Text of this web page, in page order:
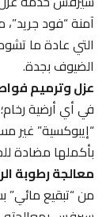
آمنة “فود جريد”،
التي عادة ما
الضيوف بجدة.
عزل وترميم فواصل
في أي أرضية رخام؛
“إيبوكسية” غير
بأكملها مضادة
معالجة رطوبة
من “تبقيع مائي”